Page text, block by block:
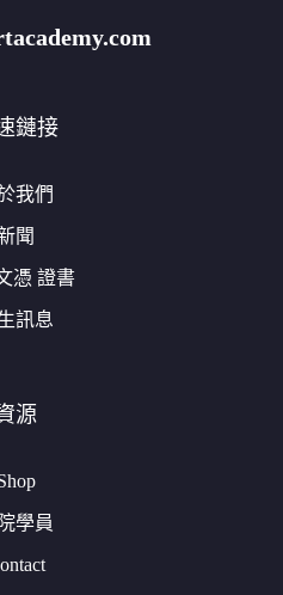
鏈接
我們
聞
憑 證書
訊息
源
學員